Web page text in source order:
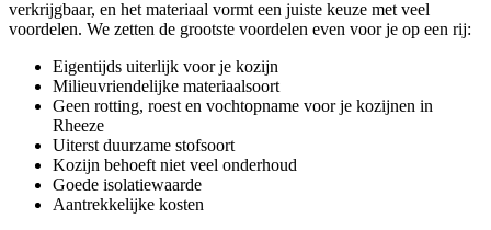
verkrijgbaar, en het materiaal vormt een juiste keuze met veel
voordelen. We zetten de grootste voordelen even voor je op een rij:
Eigentijds uiterlijk voor je kozijn
Milieuvriendelijke materiaalsoort
Geen rotting, roest en vochtopname voor je kozijnen in
Rheeze
Uiterst duurzame stofsoort
Kozijn behoeft niet veel onderhoud
Goede isolatiewaarde
Aantrekkelijke kosten